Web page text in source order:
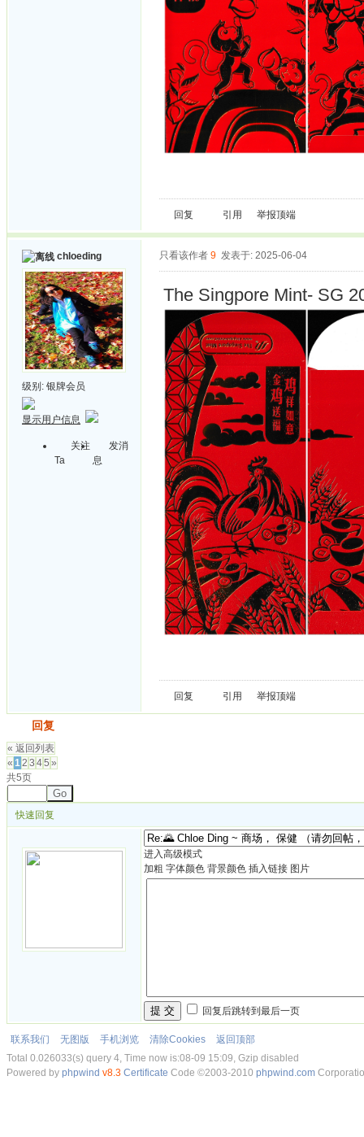
回复 引用 举报顶端
chloeding
级别: 银牌会员
显示用户信息
关注
Ta
发消
息
只看该作者 9 发表于: 2025-06-04
The Singpore Mint- SG
回复 引用 举报顶端
回复
« 返回列表
« 12 3 45 »
共5页
Go
快速回复
进入高级模式
加粗 字体颜色 背景颜色 插入链接 图片
提 交 回复后跳转到最后一页
联系我们 无图版 手机浏览 清除Cookies
返回顶部
Total 0.026033(s) query 4, Time now is:08-09 15:09, Gzip disabled
Powered by phpwind v8.3 Certificate Code ©2003-2010 phpwind.com